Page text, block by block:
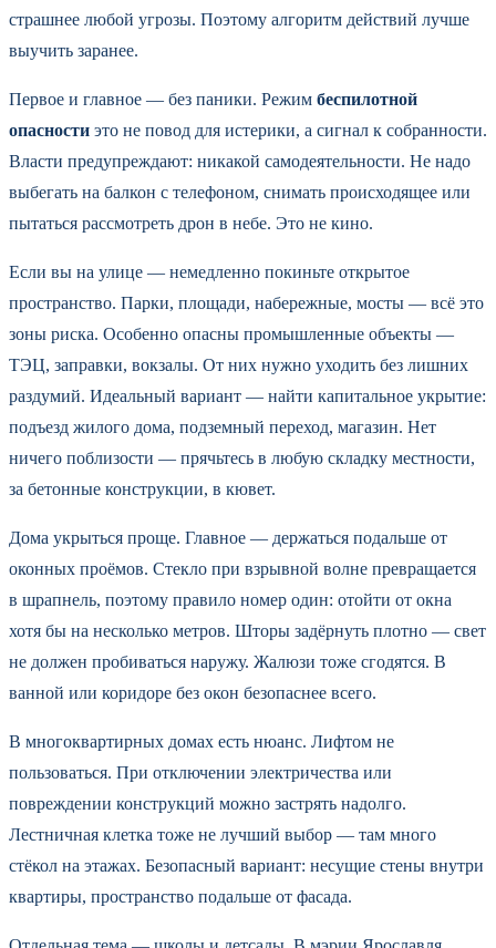
страшнее любой угрозы. Поэтому алгоритм действий лучше
выучить заранее.
Первое и главное — без паники. Режим беспилотной
опасности это не повод для истерики, а сигнал к собранности.
Власти предупреждают: никакой самодеятельности. Не надо
выбегать на балкон с телефоном, снимать происходящее или
пытаться рассмотреть дрон в небе. Это не кино.
Если вы на улице — немедленно покиньте открытое
пространство. Парки, площади, набережные, мосты — всё это
зоны риска. Особенно опасны промышленные объекты —
ТЭЦ, заправки, вокзалы. От них нужно уходить без лишних
раздумий. Идеальный вариант — найти капитальное укрытие:
подъезд жилого дома, подземный переход, магазин. Нет
ничего поблизости — прячьтесь в любую складку местности,
за бетонные конструкции, в кювет.
Дома укрыться проще. Главное — держаться подальше от
оконных проёмов. Стекло при взрывной волне превращается
в шрапнель, поэтому правило номер один: отойти от окна
хотя бы на несколько метров. Шторы задёрнуть плотно — свет
не должен пробиваться наружу. Жалюзи тоже сгодятся. В
ванной или коридоре без окон безопаснее всего.
В многоквартирных домах есть нюанс. Лифтом не
пользоваться. При отключении электричества или
повреждении конструкций можно застрять надолго.
Лестничная клетка тоже не лучший выбор — там много
стёкол на этажах. Безопасный вариант: несущие стены внутри
квартиры, пространство подальше от фасада.